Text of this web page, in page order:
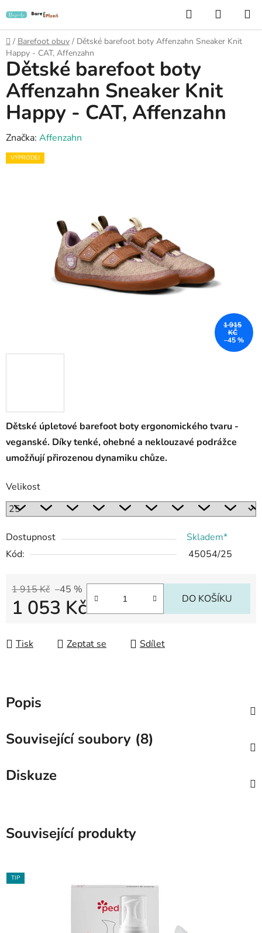
na
obsah
Hledat
KOŠÍK
Domů
/ Barefoot obuv / Dětské barefoot boty Affenzahn Sneaker Knit
Happy - CAT, Affenzahn
Dětské úpletové barefoot boty ergonomického tvaru -
veganské. Díky tenké, ohebné a neklouzavé podrážce
umožňují přirozenou dynamiku chůze.
Velikost
Dostupnost
Skladem*
Kód:
45054/25
1 915 Kč –45 %
1 053 Kč DO KOŠÍKU
Tisk Zeptat se Sdílet
Dětské barefoot boty
Affenzahn Sneaker Knit
Happy - CAT, Affenzahn
Značka: Affenzahn
VÝPRODEJ
1 915
KČ
–45 %
Popis
Související soubory (8)
Diskuze
Související produkty
TIP